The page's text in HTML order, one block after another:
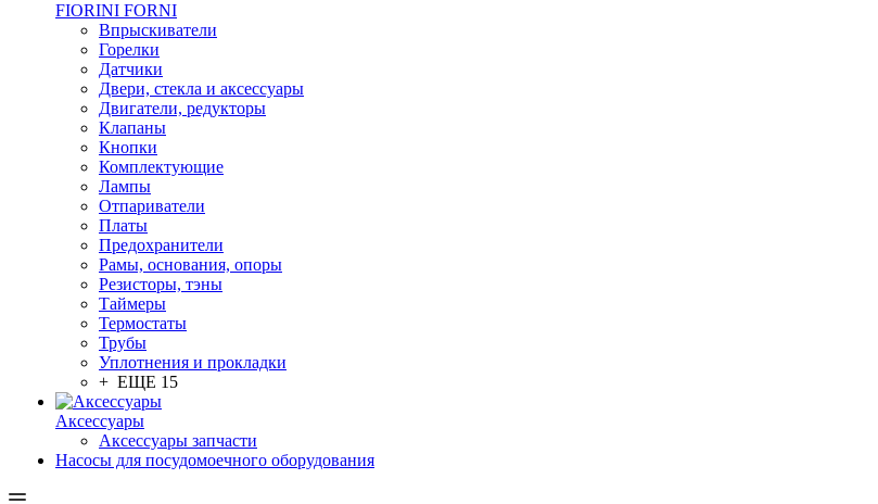
FIORINI FORNI
Впрыскиватели
Горелки
Датчики
Двери, стекла и аксессуары
Двигатели, редукторы
Клапаны
Кнопки
Комплектующие
Лампы
Отпариватели
Платы
Предохранители
Рамы, основания, опоры
Резисторы, тэны
Таймеры
Термостаты
Трубы
Уплотнения и прокладки
+ ЕЩЕ 15
Аксессуары
Аксессуары запчасти
Насосы для посудомоечного оборудования